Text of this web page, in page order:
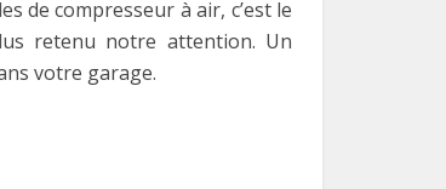
de compresseur à air, c’est le
retenu notre attention. Un
votre garage.